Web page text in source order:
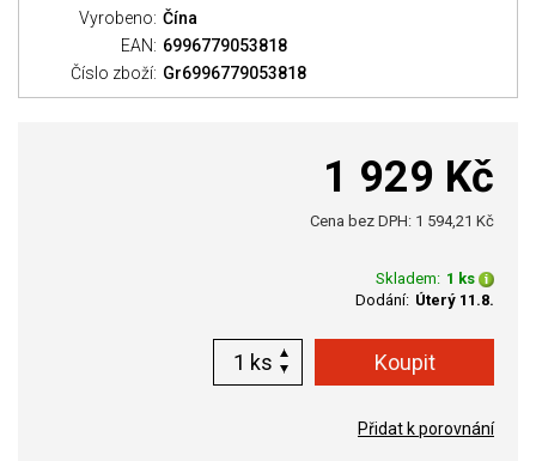
Vyrobeno: Čína
EAN: 6996779053818
Číslo zboží: Gr6996779053818
1 929 Kč
Cena bez DPH: 1 594,21 Kč
Skladem: 1 ks
Dodání: Úterý 11.8.
ks
Přidat k porovnání